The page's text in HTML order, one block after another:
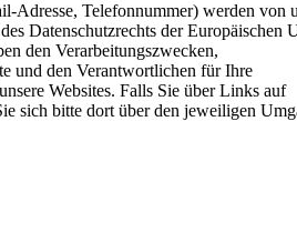
Adresse, Telefonnummer) werden von
Datenschutzrechts der Europäischen
den Verarbeitungszwecken,
und den Verantwortlichen für Ihre
Websites. Falls Sie über Links auf
sich bitte dort über den jeweiligen